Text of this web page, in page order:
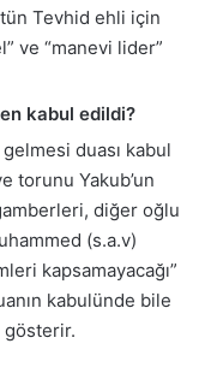
Tevhid ehli için
ve “manevi lider”
kabul edildi?
duası kabul
torunu Yakub’un
diğer oğlu
(s.a.v)
kapsamayacağı”
kabulünde bile
gösterir.